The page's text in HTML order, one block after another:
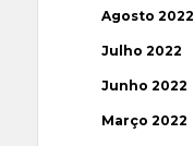
Agosto 2022
Julho 2022
Junho 2022
Março 2022